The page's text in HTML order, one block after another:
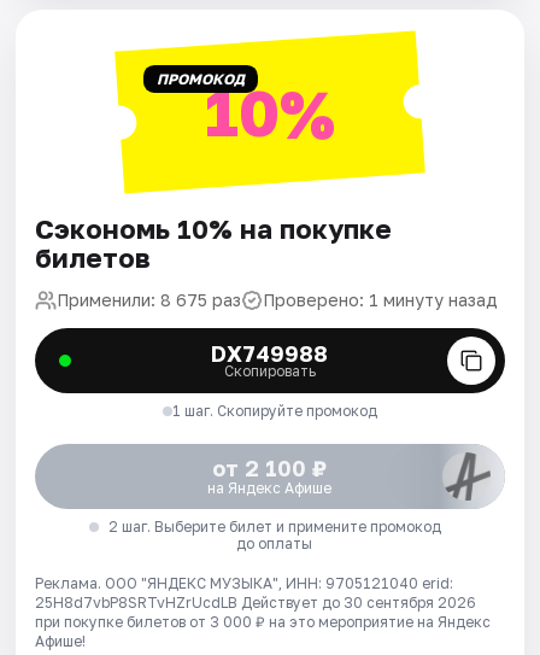
ПРОМОКОД10%
Сэкономь 10% на покупке
билетов
Применили: 8 675 раз Проверено: 1 минуту назад
DX749988
Скопировать
1 шаг. Скопируйте промокод
от 2 100 ₽
на Яндекс Афише
2 шаг. Выберите билет и примените промокод
до оплаты
Реклама. ООО "ЯНДЕКС МУЗЫКА", ИНН: 9705121040 erid:
25H8d7vbP8SRTvHZrUcdLB Действует до 30 сентября 2026
при покупке билетов от 3 000 ₽ на это мероприятие на Яндекс
Афише!